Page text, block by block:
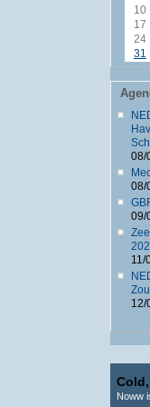
10
17
24
31
08/
08/
09/
11/
12/
Noww